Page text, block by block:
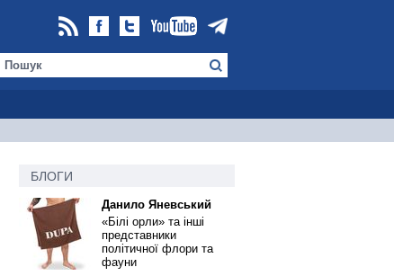
БЛОГИ
Данило Яневський
«Білі орли» та інші
представники
політичної флори та
фауни